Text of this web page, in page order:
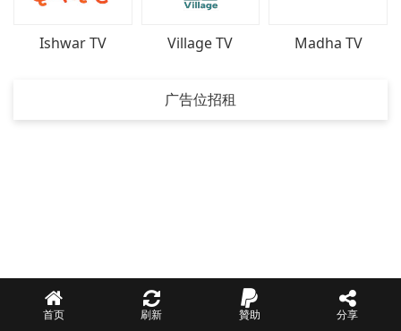
Ishwar TV Village TV Madha TV
广告位招租
首页 刷新 贊助 分享